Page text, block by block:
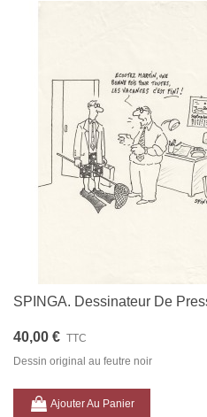
SPINGA. Dessinateur De
40,00 € TTC
Dessin original au feutre noir
Ajouter Au Panier